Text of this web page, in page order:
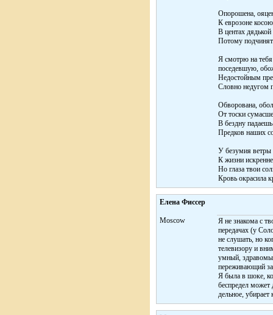
Опорошена,
К еврозоне
В центах
Потому
Я смотрю на
поседевшую,
Недостойным
Словно недугом
Обворована,
От тоски
В бездну
Предков наших
У безумия ветры
К жизни
Но глаза твои
Кровь окрасила
Елена Фиссер
Moscow
Я не знакома с
передачах (у
не слушать, но
телевизору и
умный,
переживающий
Я была в шоке,
беспредел может
дельное, убирает